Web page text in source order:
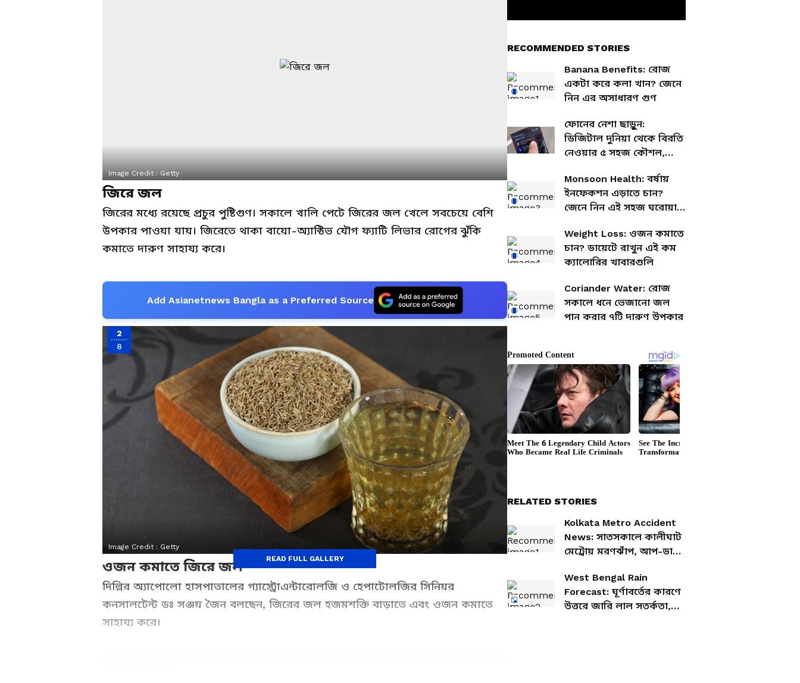
Image Credit : Getty
জিরে জল
জিরের মধ্যে রয়েছে প্রচুর পুষ্টিগুণ। সকালে খালি পেটে জিরের জল খেলে সবচেয়ে বেশি
উপকার পাওয়া যায়। জিরেতে থাকা বায়ো-অ্যাক্টিভ যৌগ ফ্যাটি লিভার রোগের ঝুঁকি
কমাতে দারুণ সাহায্য করে।
Add Asianetnews Bangla as a Preferred Source
2
8
Image Credit : Getty
ওজন কমাতে জিরে জল
দিল্লির অ্যাপোলো হাসপাতালের গ্যাস্ট্রোএন্টারোলজি ও হেপাটোলজির সিনিয়র
কনসালটেন্ট ডঃ সঞ্জয় জৈন বলছেন, জিরের জল হজমশক্তি বাড়াতে এবং ওজন কমাতে
সাহায্য করে।
READ FULL GALLERY
RECOMMENDED STORIES
Banana Benefits: রোজ
একটা করে কলা খান? জেনে
নিন এর অসাধারণ গুণ
ফোনের নেশা ছাড়ুুন:
ডিজিটাল দুনিয়া থেকে বিরতি
নেওয়ার ৫ সহজ কৌশল,
Monsoon Health: বর্ষায়
ইনফেকশন এড়াতে চান?
জেনে নিন এই সহজ ঘরোয়া
Weight Loss: ওজন কমাতে
চান? ডায়েটে রাখুন এই কম
ক্যালোরির খাবারগুলি
Coriander Water: রোজ
সকালে ধনে ভেজানো জল
পান করার ৭টি দারুণ উপকার
RELATED STORIES
Kolkata Metro Accident
News: সাতসকালে কালীঘাট
মেট্রোয় মরণঝাঁপ, আপ-ডাউন
West Bengal Rain
Forecast: ঘূর্ণাবর্তের কারণে
উত্তরে জারি লাল সতর্কতা,